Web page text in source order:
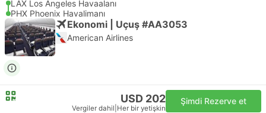
LAX Los Angeles Havaalanı
PHX Phoenix Havalimanı
Ekonomi | Uçuş #AA3053
American Airlines
USD 202
Vergiler dahil Her bir yetişkin
Şimdi Rezerve et